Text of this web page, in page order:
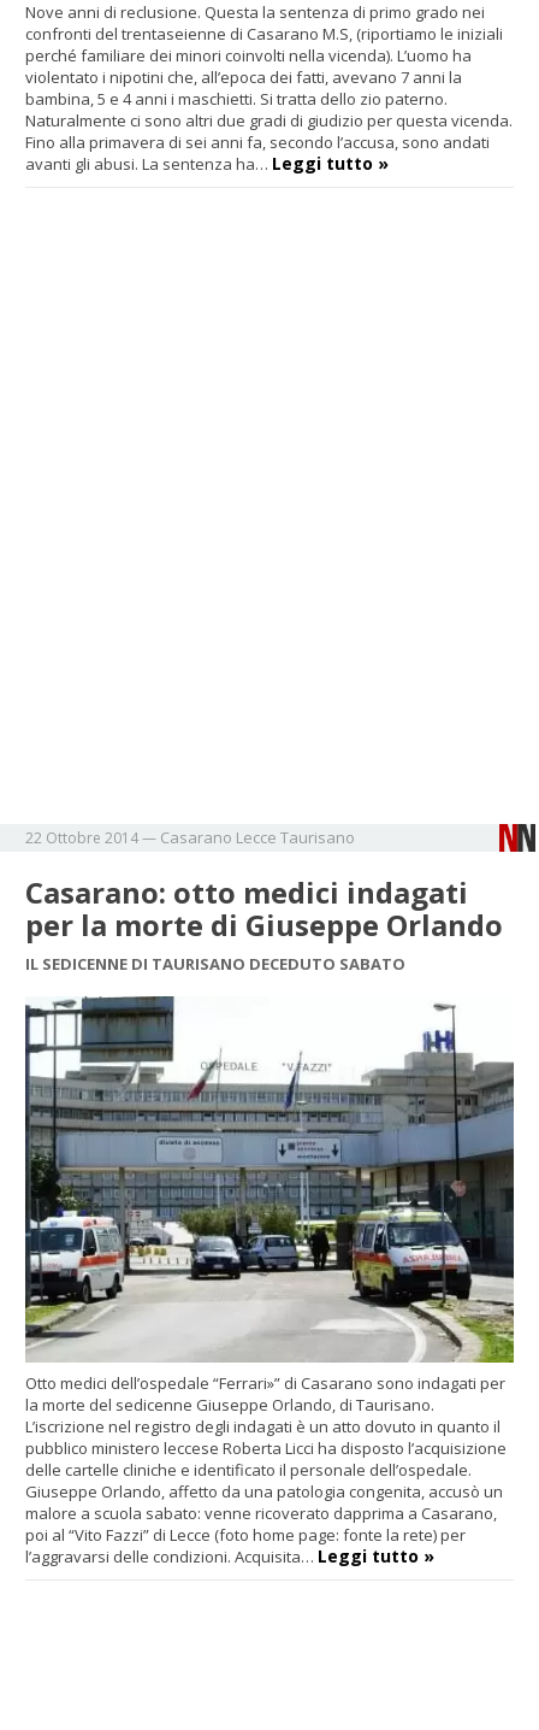
Nove anni di reclusione. Questa la sentenza di primo grado nei
confronti del trentaseienne di Casarano M.S, (riportiamo le iniziali
perché familiare dei minori coinvolti nella vicenda). L’uomo ha
violentato i nipotini che, all’epoca dei fatti, avevano 7 anni la
bambina, 5 e 4 anni i maschietti. Si tratta dello zio paterno.
Naturalmente ci sono altri due gradi di giudizio per questa vicenda.
Fino alla primavera di sei anni fa, secondo l’accusa, sono andati
avanti gli abusi. La sentenza ha… Leggi tutto »
22 Ottobre 2014— Casarano Lecce Taurisano
Casarano: otto medici indagati
per la morte di Giuseppe Orlando
IL SEDICENNE DI TAURISANO DECEDUTO SABATO
Otto medici dell’ospedale “Ferrari»” di Casarano sono indagati per
la morte del sedicenne Giuseppe Orlando, di Taurisano.
L’iscrizione nel registro degli indagati è un atto dovuto in quanto il
pubblico ministero leccese Roberta Licci ha disposto l’acquisizione
delle cartelle cliniche e identificato il personale dell’ospedale.
Giuseppe Orlando, affetto da una patologia congenita, accusò un
malore a scuola sabato: venne ricoverato dapprima a Casarano,
poi al “Vito Fazzi” di Lecce (foto home page: fonte la rete) per
l’aggravarsi delle condizioni. Acquisita… Leggi tutto »